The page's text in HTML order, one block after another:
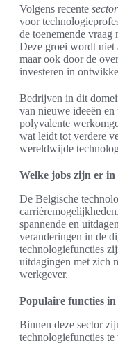
Volgens recente
voor
de toenemende vraag
Deze groei wordt niet
maar ook door de
investeren in
Bedrijven in dit
van nieuwe ideeën
polyvalente
wat leidt tot verdere
wereldwijde
Welke jobs zijn er in
De Belgische
spannende en
veranderingen in de
technologiefuncties
uitdagingen met zich
werkgever.
Populaire functies in
Binnen deze sector
technologiefuncties